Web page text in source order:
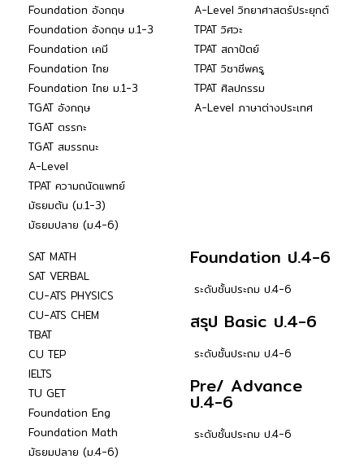
Foundation อังกฤษ
Foundation อังกฤษ ม.1-3
Foundation เคมี
Foundation ไทย
Foundation ไทย ม.1-3
TGAT อังกฤษ
TGAT ตรรกะ
TGAT สมรรถนะ
A-Level
TPAT ความถนัดแพทย์
มัธยมต้น (ม.1-3)
มัธยมปลาย (ม.4-6)
A-Level วิทยาศาสตร์ประยุกต์
TPAT วิศวะ
TPAT สถาปัตย์
TPAT วิชาชีพครู
TPAT ศิลปกรรม
A-Level ภาษาต่างประเทศ
SAT MATH
SAT VERBAL
CU-ATS PHYSICS
CU-ATS CHEM
TBAT
CU TEP
IELTS
TU GET
Foundation Eng
Foundation Math
มัธยมปลาย (ม.4-6)
Foundation ป.4-6
ระดับชั้นประถม ป.4-6
สรุป Basic ป.4-6
ระดับชั้นประถม ป.4-6
Pre/ Advance
ป.4-6
ระดับชั้นประถม ป.4-6